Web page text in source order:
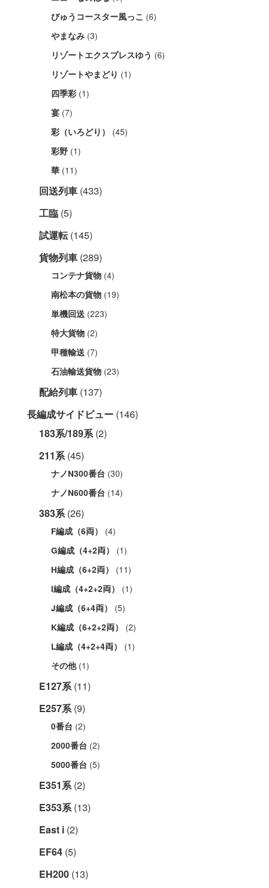
びゅうコースター風っこ (6)
やまなみ (3)
リゾートエクスプレスゆう (6)
リゾートやまどり (1)
四季彩 (1)
宴 (7)
彩（いろどり） (45)
彩野 (1)
華 (11)
回送列車 (433)
工臨 (5)
試運転(145)
貨物列車 (289)
コンテナ貨物 (4)
南松本の貨物 (19)
単機回送 (223)
特大貨物 (2)
甲種輸送 (7)
石油輸送貨物 (23)
配給列車 (137)
長編成サイドビュー (146)
183系/189系(2)
211系(45)
ナノN300番台 (30)
ナノN600番台 (14)
383系(26)
F編成（6両） (4)
G編成（4+2両） (1)
H編成（6+2両） (11)
I編成（4+2+2両） (1)
J編成（6+4両） (5)
K編成（6+2+2両） (2)
L編成（4+2+4両） (1)
その他(1)
E127系(11)
E257系(9)
0番台 (2)
2000番台 (2)
5000番台 (5)
E351系(2)
E353系(13)
East i (2)
EF64 (5)
EH200 (13)